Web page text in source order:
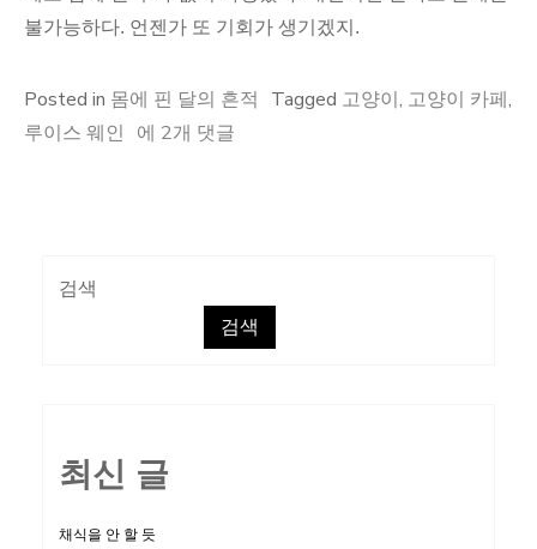
불가능하다. 언젠가 또 기회가 생기겠지.
Posted in 몸에 핀 달의 흔적 Tagged 고양이, 고양이 카페,
루이스 웨인 고
스
인
에 2개 댓글
검색
검색
최신 글
채식을 안 할 듯